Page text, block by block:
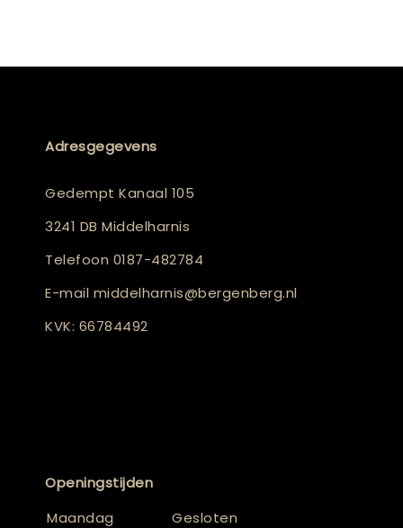
Adresgegevens
Gedempt Kanaal 105
3241 DB Middelharnis
Telefoon 0187-482784
E-mail middelharnis@bergenberg.nl
KVK: 66784492
Openingstijden
Maandag
Gesloten